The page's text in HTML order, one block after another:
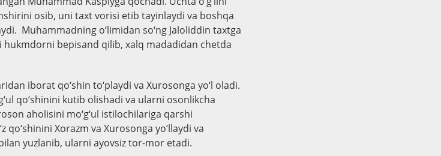
osib, uni taxt vorisi etib tayinlaydi va boshqa
Muhammadning o‘limidan so‘ng Jaloliddin taxtga
hukmdorni bepisand qilib, xalq madadidan chetda
iborat qo‘shin to‘playdi va Xurosonga yo‘l oladi.
qo‘shinini kutib olishadi va ularni osonlikcha
aholisini mo‘g‘ul istilochilariga qarshi
qo‘shinini Xorazm va Xurosonga yo‘llaydi va
yuzlanib, ularni ayovsiz tor-mor etadi.